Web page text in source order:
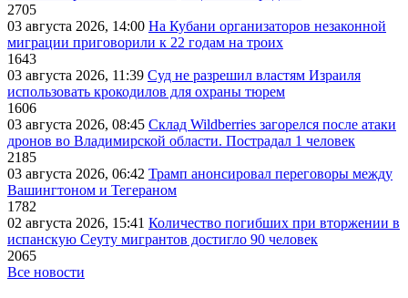
2705
03 августа 2026, 14:00 На Кубани организаторов незаконной
миграции приговорили к 22 годам на троих
1643
03 августа 2026, 11:39 Суд не разрешил властям Израиля
использовать крокодилов для охраны тюрем
1606
03 августа 2026, 08:45 Склад Wildberries загорелся после атаки
дронов во Владимирской области. Пострадал 1 человек
2185
03 августа 2026, 06:42 Трамп анонсировал переговоры между
Вашингтоном и Тегераном
1782
02 августа 2026, 15:41 Количество погибших при вторжении в
испанскую Сеуту мигрантов достигло 90 человек
2065
Все новости